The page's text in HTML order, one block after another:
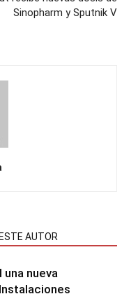
Sinopharm y Sputnik V
AUTOR
una nueva